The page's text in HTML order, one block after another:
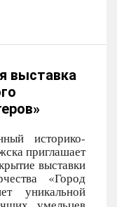
выставка
историко-
приглашает
выставки
«Город
уникальной